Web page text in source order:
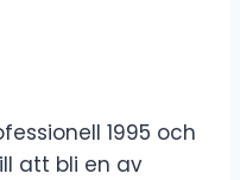
1995 och
att bli en av